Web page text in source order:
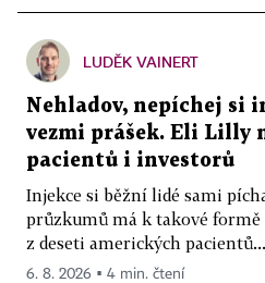
LUDĚK VAINERT
Nehladov, nepíchej si
vezmi prášek. Eli Lilly
pacientů i investorů
Injekce si běžní lidé sami
průzkumů má k takové
z deseti amerických
6. 8. 2026 ▪ 4 min. čtení